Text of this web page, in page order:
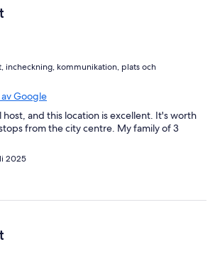
incheckning, kommunikation, plats och
Google
host, and this location is excellent. It's worth
from the city centre. My family of 3
2025